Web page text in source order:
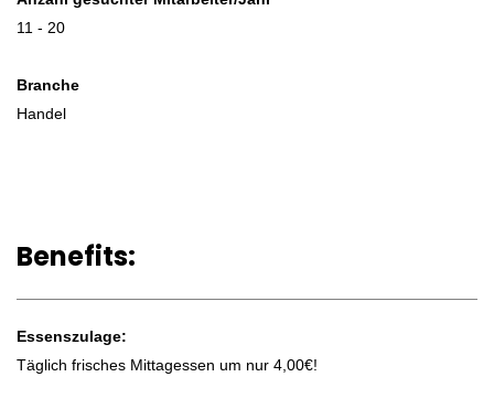
11 - 20
Branche
Handel
Benefits:
Essenszulage:
Täglich frisches Mittagessen um nur 4,00€!
Positionsebene
Arbeitsmodell
Schwertberg
Berufsfelder
Technik, Ingenieurwesen